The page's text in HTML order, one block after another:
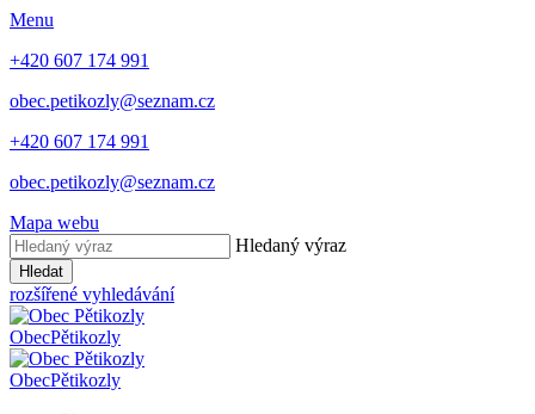
Menu
+420 607 174 991
obec.petikozly@seznam.cz
+420 607 174 991
obec.petikozly@seznam.cz
Mapa webu
Hledaný výraz
Hledat
rozšířené vyhledávání
ObecPětikozly
ObecPětikozly